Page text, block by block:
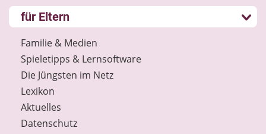
Internet-ABC Sitemap
Barrierefreiheit
Länderprojekte
Spiel und Spaß
Mitreden und Mitmachen
Lexikon
Datenschutz
Newsletter
Lernmodule
Unterrichts­materialien
Internet-ABC-Schule
Praxishilfen
Aktuelles
Materialbestellung
Lexikon
Datenschutz
für Eltern
Familie & Medien
Spieletipps & Lernsoftware
Die Jüngsten im Netz
Lexikon
Aktuelles
Datenschutz